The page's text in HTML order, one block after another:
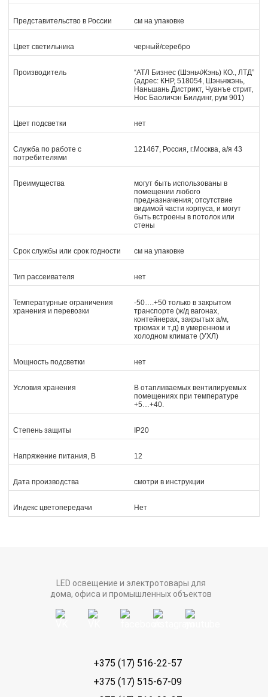
Представительство в России см на упаковке
Цвет светильника черный/серебро
Производитель
“АТЛ Бизнес (ШэньчЖэнь) КО., ЛТД”
(адрес: КНР, 518054, Шэньчжэнь,
Наньшань Дистрикт, Чуанъе стрит,
Нос Баоличэн Билдинг, рум 901)
Цвет подсветки нет
Служба по работе с
потребителями
121467, Россия, г.Москва, а/я 43
Преимущества
могут быть использованы в
помещении любого
предназначения; отсутствие
видимой части корпуса, и могут
быть встроены в потолок или
стены
Срок службы или срок годности см на упаковке
Тип рассеивателя нет
Температурные ограничения
хранения и перевозки
-50….+50 только в закрытом
транспорте (ж/д вагонах,
контейнерах, закрытых а/м,
трюмах и т.д) в умеренном и
холодном климате (УХЛ)
Мощность подсветки нет
Условия хранения
В отапливаемых вентилируемых
помещениях при температуре
+5…+40.
Степень защиты IP20
Напряжение питания, В 12
Дата производства смотри в инструкции
Индекс цветопередачи Нет
LED освещение и электротовары для
дома, офиса и промышленных объектов
+375 (17) 516-22-57
+375 (17) 515-67-09